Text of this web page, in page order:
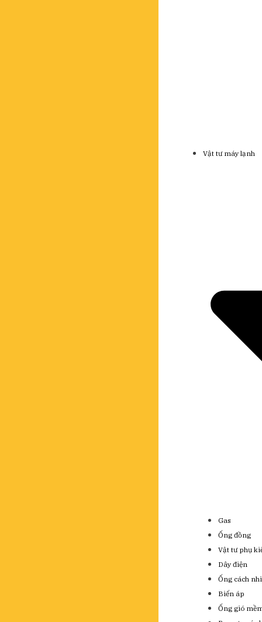
Vật tư máy lạnh
Gas
Ống đồng
Vật tư phụ
Dây điện
Ống cách
Biến áp
Ống gió